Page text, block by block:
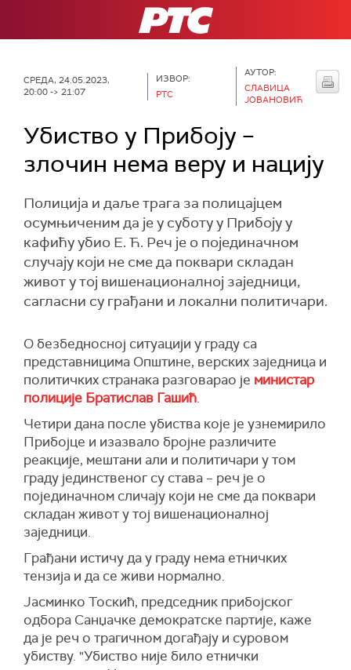
РТС
СРЕДА, 24.05.2023,
20:00 -> 21:07
ИЗВОР:
РТС
АУТОР:
СЛАВИЦА
ЈОВАНОВИЋ
Убиство у Прибоју –
злочин нема веру и нацију
Полиција и даље трага за полицајцем
осумњиченим да је у суботу у Прибоју у
кафићу убио Е. Ћ. Реч је о појединачном
случају који не сме да поквари складан
живот у тој вишенационалној заједници,
сагласни су грађани и локални политичари.
О безбедносној ситуацији у граду са
представницима Општине, верских заједница и
политичких странака разговарао је министар
полиције Братислав Гашић.
Четири дана после убиства које је узнемирило
Прибојце и изазвало бројне различите
реакције, мештани али и политичари у том
граду јединственог су става – реч је о
појединачном сличају који не сме да поквари
складан живот у тој вишенационалној
заједници.
Грађани истичу да у граду нема етничких
тензија и да се живи нормално.
Јасминко Тоскић, председник прибојског
одбора Санџачке демократске партије, каже
да је реч о трагичном догађају и суровом
убиству. "Убиство није било етнички